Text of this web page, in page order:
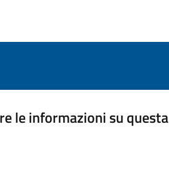
le informazioni su questa